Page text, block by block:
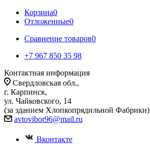
Корзина0
Отложенные0
Сравнение товаров0
+7 967 850 35 98
Контактная информация
Свердловская обл.,
г. Карпинск,
ул. Чайковского, 14
(за зданием Хлопкопрядильной Фабрики)
avtovibor96@mail.ru
Вконтакте